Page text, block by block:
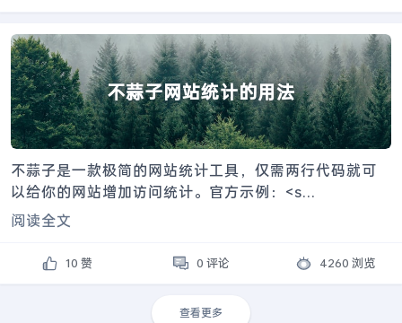
不蒜子网站统计的用法
不蒜子是一款极简的网站统计工具，仅需两行代码就可
以给你的网站增加访问统计。官方示例：<s...
阅读全文
10 赞 0 评论 4260 浏览
查看更多